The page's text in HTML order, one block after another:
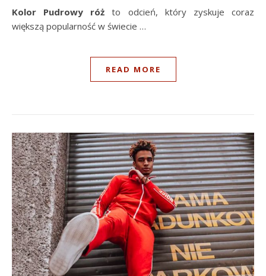
Kolor Pudrowy róż to odcień, który zyskuje coraz
większą popularność w świecie …
READ MORE